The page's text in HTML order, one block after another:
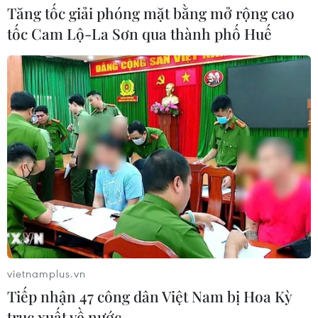
Các công viên Disney ghi nhận
doanh thu quý kỷ lục
06/08/2026 03:33
Làm giàu từ cây na ở vùng cao tại
Ninh Bình
06/08/2026 02:50
Mỹ chuẩn bị áp thuế 15% nguyên liệu
06/08/2026 02:12
Tăng tốc giải phóng mặt bằng mở rộng cao
tốc Cam Lộ-La Sơn qua thành phố Huế
vietnamplus.vn
Tiếp nhận 47 công dân Việt Nam bị Hoa Kỳ